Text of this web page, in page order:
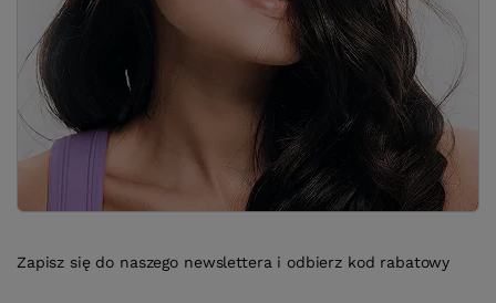
Zapisz się do naszego newslettera i odbierz kod rabatowy